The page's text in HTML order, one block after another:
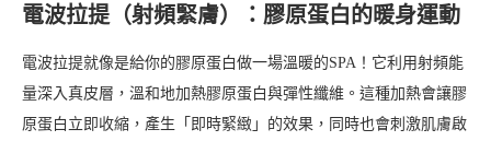
電波拉提（射頻緊膚）：膠原蛋白的暖身運動
電波拉提就像是給你的膠原蛋白做一場溫暖的SPA！它利用射頻能
量深入真皮層，溫和地加熱膠原蛋白與彈性纖維。這種加熱會讓膠
原蛋白立即收縮，產生「即時緊緻」的效果，同時也會刺激肌膚啟